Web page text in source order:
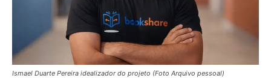
Ismael Duarte Pereira idealizador do projeto (Foto Arquivo pessoal)